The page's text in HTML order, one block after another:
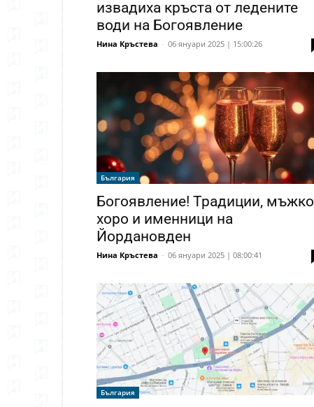
извадиха кръста от ледените
води на Богоявление
Нина Кръстева - 06 януари 2025 | 15:00:26
България
Богоявление! Традиции, мъжко
хоро и именници на
Йордановден
Нина Кръстева - 06 януари 2025 | 08:00:41
България